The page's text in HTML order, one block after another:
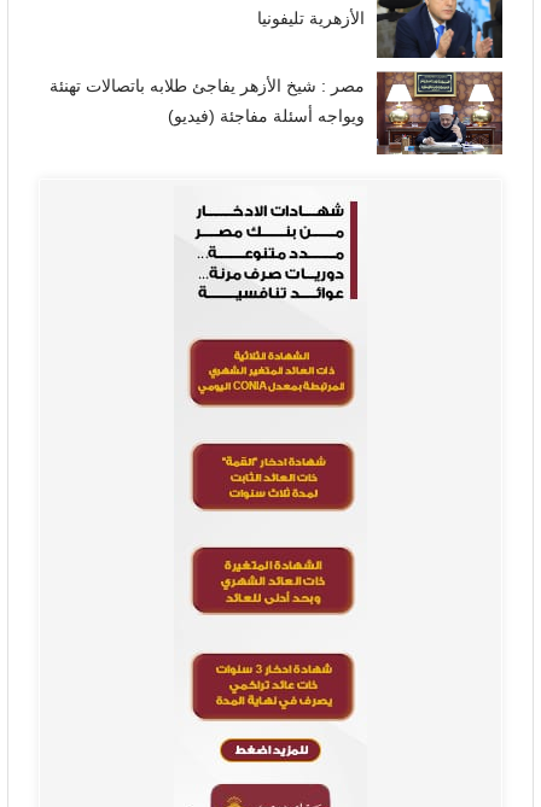
الأزهرية تليفونيا
مصر : شيخ الأزهر يفاجئ طلابه باتصالات تهنئة
ويواجه أسئلة مفاجئة (فيديو)